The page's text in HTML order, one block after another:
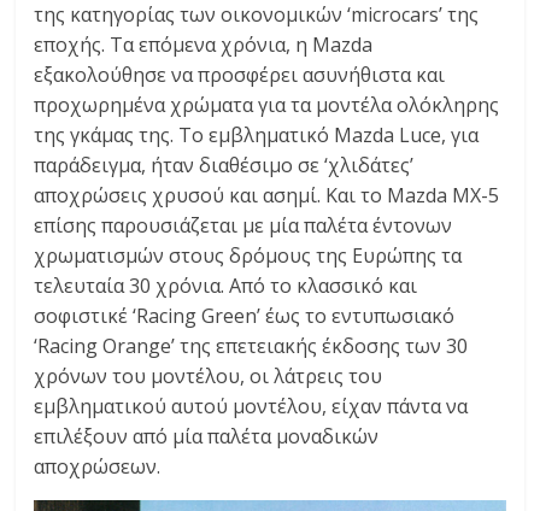
της κατηγορίας των οικονομικών ‘microcars’ της
εποχής. Τα επόμενα χρόνια, η Mazda
εξακολούθησε να προσφέρει ασυνήθιστα και
προχωρημένα χρώματα για τα μοντέλα ολόκληρης
της γκάμας της. Το εμβληματικό Mazda Luce, για
παράδειγμα, ήταν διαθέσιμο σε ‘χλιδάτες’
αποχρώσεις χρυσού και ασημί. Και το Mazda MX-5
επίσης παρουσιάζεται με μία παλέτα έντονων
χρωματισμών στους δρόμους της Ευρώπης τα
τελευταία 30 χρόνια. Από το κλασσικό και
σοφιστικέ ‘Racing Green’ έως το εντυπωσιακό
‘Racing Orange’ της επετειακής έκδοσης των 30
χρόνων του μοντέλου, οι λάτρεις του
εμβληματικού αυτού μοντέλου, είχαν πάντα να
επιλέξουν από μία παλέτα μοναδικών
αποχρώσεων.